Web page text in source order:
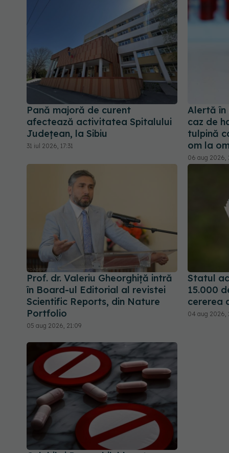
Pană majoră de curent
afectează activitatea Spitalului
Județean, la Sibiu
31 iul 2026, 17:31
Alertă în
caz de
tulpină
om la om
06 aug 2026,
Prof. dr. Valeriu Gheorghiță intră
în Board-ul Editorial al revistei
Scientific Reports, din Nature
Portfolio
05 aug 2026, 21:09
Statul
15.000
cererea
04 aug 2026,